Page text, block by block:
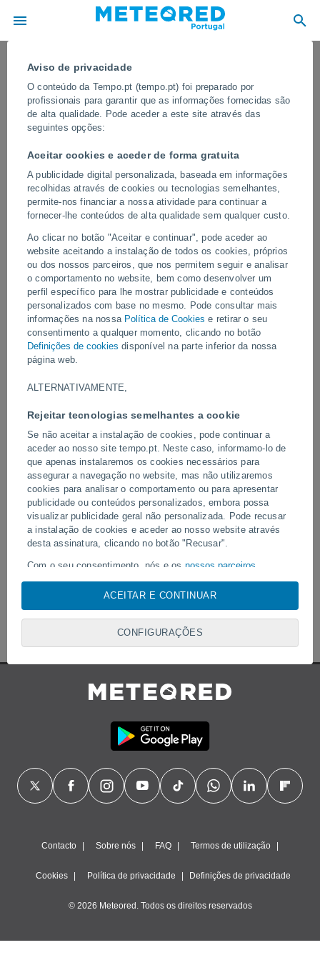
Aviso de privacidade
O conteúdo da Tempo.pt (tempo.pt) foi preparado por
profissionais para garantir que as informações fornecidas são
de alta qualidade. Pode aceder a este site através das
seguintes opções:
Aceitar cookies e aceder de forma gratuita
A publicidade digital personalizada, baseada em informações
recolhidas através de cookies ou tecnologias semelhantes,
permite-nos financiar a nossa atividade para continuar a
fornecer-lhe conteúdos de alta qualidade sem qualquer custo.
Ao clicar no botão "Aceitar e continuar", pode aceder ao
website aceitando a instalação de todos os cookies, próprios
ou dos nossos parceiros, que nos permitem seguir e analisar
o comportamento no website, bem como desenvolver um
perfil específico para lhe mostrar publicidade e conteúdos
personalizados com base no mesmo. Pode consultar mais
informações na nossa Política de Cookies e retirar o seu
consentimento a qualquer momento, clicando no botão
Definições de cookies disponível na parte inferior da nossa
página web.
ALTERNATIVAMENTE,
Rejeitar tecnologias semelhantes a cookie
Se não aceitar a instalação de cookies, pode continuar a
aceder ao nosso site tempo.pt. Neste caso, informamo-lo de
que apenas instalaremos os cookies necessários para
assegurar a navegação no website, mas não utilizaremos
cookies para analisar o comportamento ou para apresentar
publicidade ou conteúdos personalizados, embora possa
visualizar publicidade geral não personalizada. Pode recusar
a instalação de cookies e aceder ao nosso website através
desta assinatura, clicando no botão "Recusar".
Com o seu consentimento, nós e os nossos parceiros
utilizamos cookies, identificadores únicos ou tecnologias
semelhantes para armazenar, aceder e processar dados
IP e identificadores de cookies. É possível que alguns
fornecedores possam processar os seus dados pessoais com
base num interesse legítimo, ao qual se pode opor. Para tal,
” ou na nossa Política de Cookies neste website.
tratamento de dados:
Armazenar e/ou aceder a informações num dispositivo,
perfis para publicidade personalizada, utilizar perfis para
selecionar publicidade personalizada, criar perfis para
personalizar conteúdos, utilizar perfis para selecionar
compreender os públicos através de estatísticas ou
melhorar serviços, utilizar dados limitados para selecionar
Dados de geolocalização precisos e identificação através da
ACEITAR E CONTINUAR
CONFIGURAÇÕES
O céu fica vermelho em Caracas, na
Venezuela, após o duplo sismo
Os movimentos da terra, as poeiras em suspensão e os incêndios
provocados por sismos aumentaram a presença de partículas na
atmosfera, o que pode intensificar as cores do pôr-do-sol.
Vídeos
Um raio atingiu um campo de futebol
em Narathiwat, Tailândia.
Erupção e intensa
Fuego, Guatemala.
Siga-nos
Contacto Sobre nós FAQ Termos de utilização
Cookies Política de privacidade Definições de privacidade
© 2026 Meteored. Todos os direitos reservados